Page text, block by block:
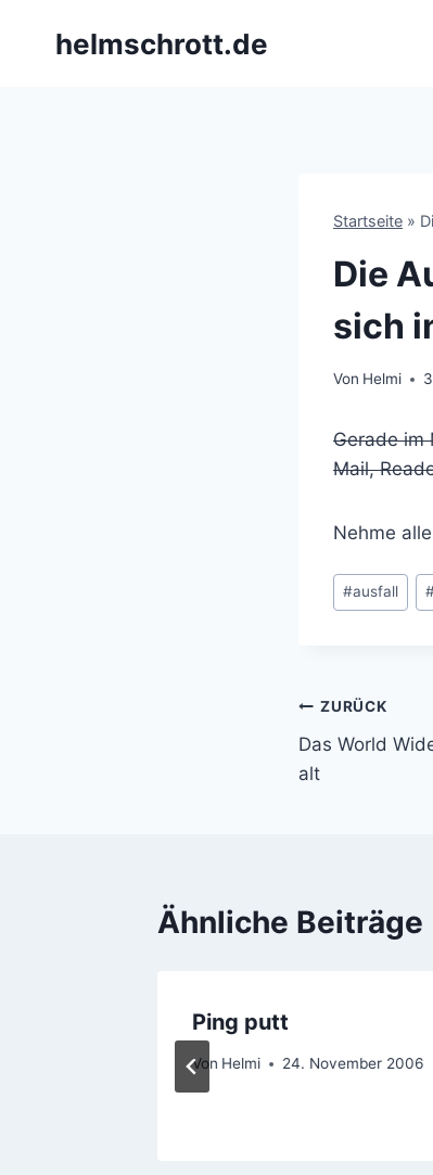
helmschrott.de
Startseite »
Die
sich
Von Helmi
Gerade im
Mail,
Nehme
#ausfall
ZURÜCK
Das World
alt
Ähnliche Beiträge
Ping putt
Von Helmi 24. November 2006